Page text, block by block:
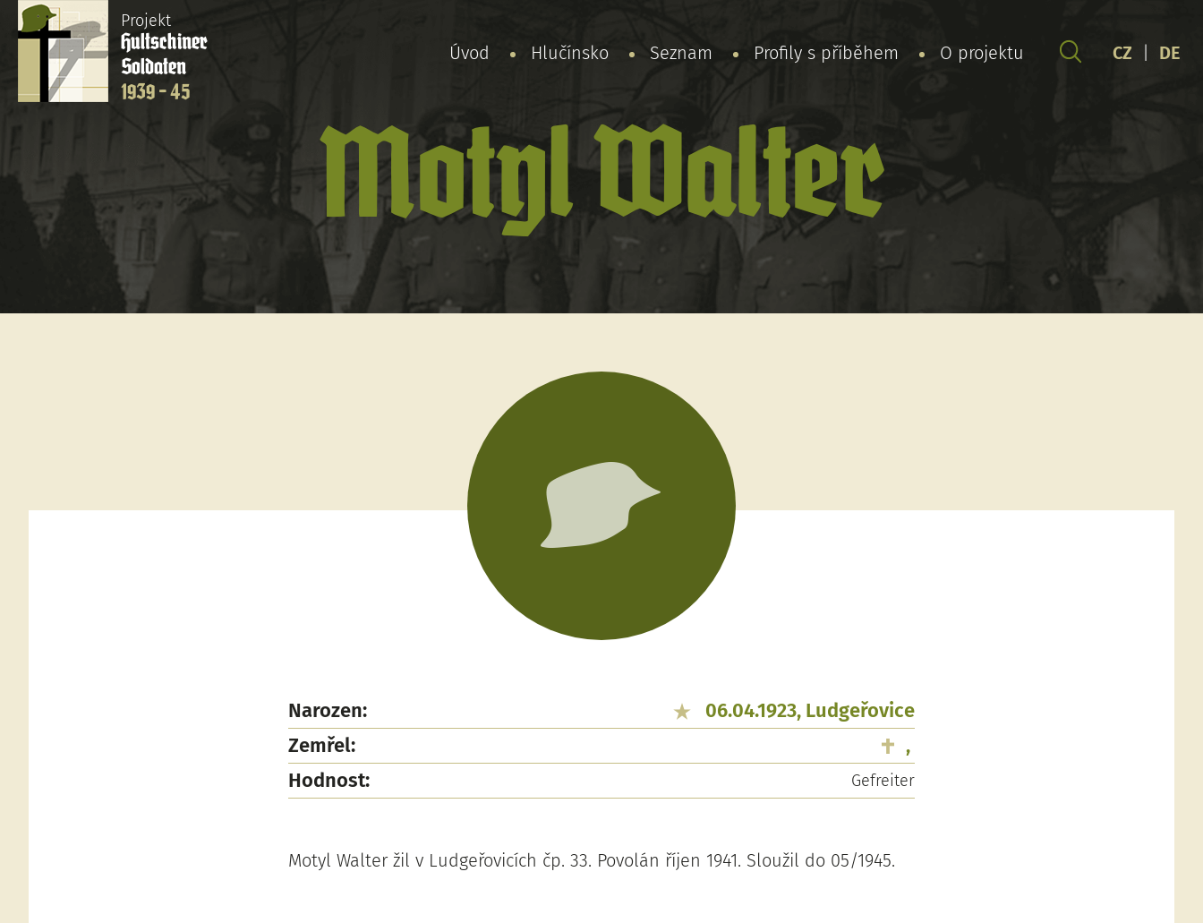
Projekt
Hultschiner
Soldaten
1939 - 45
Úvod Hlučínsko Seznam Profily s příběhem O projektu CZ DE
Motyl Walter
Narozen:
06.04.1923, Ludgeřovice
Zemřel:
,
Hodnost:
Gefreiter
Motyl Walter žil v Ludgeřovicích čp. 33. Povolán říjen 1941. Sloužil do 05/1945.